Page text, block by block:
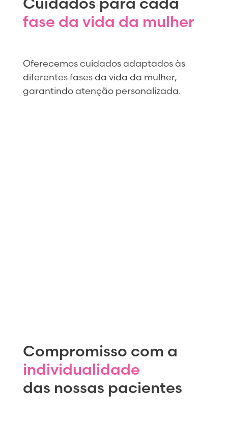
fase da vida da mulher
Oferecemos cuidados adaptados às
diferentes fases da vida da mulher,
garantindo atenção personalizada.
Compromisso com a
individualidade
das nossas pacientes